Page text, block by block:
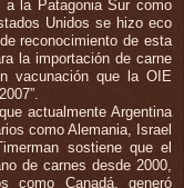
a la Patagonia Sur como
Unidos se hizo eco
reconocimiento de esta
la importación de carne
vacunación que la OIE
actualmente Argentina
como Alemania, Israel
sostiene que el
de carnes desde 2000,
como Canadá, generó